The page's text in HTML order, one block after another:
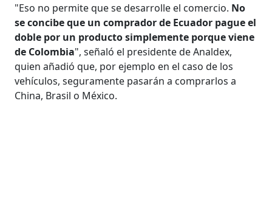
"Eso no permite que se desarrolle el comercio. No
se concibe que un comprador de Ecuador pague el
doble por un producto simplemente porque viene
de Colombia", señaló el presidente de Analdex,
quien añadió que, por ejemplo en el caso de los
vehículos, seguramente pasarán a comprarlos a
China, Brasil o México.